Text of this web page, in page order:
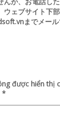
ウェブサイト下
までメール
được hiển thị
*